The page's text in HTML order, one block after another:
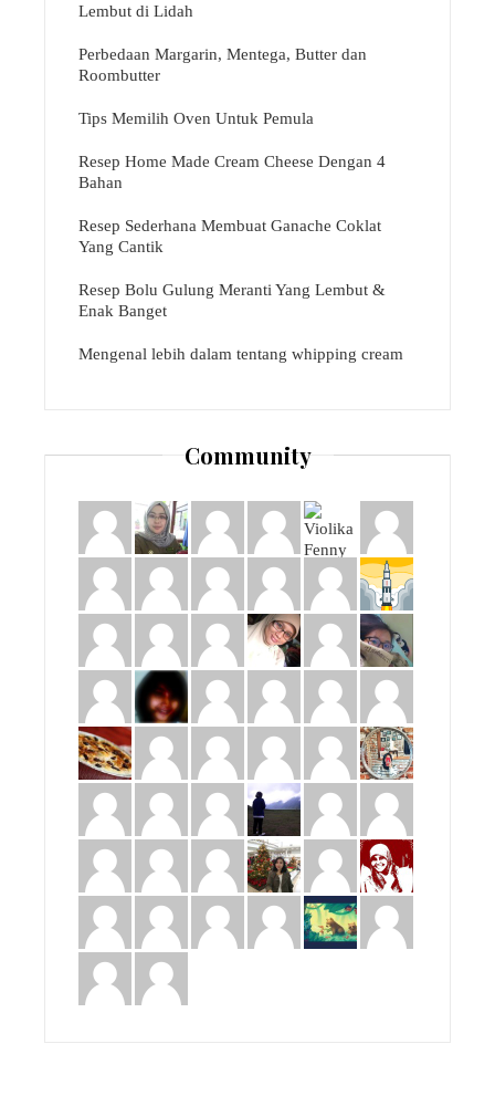
Lembut di Lidah
Perbedaan Margarin, Mentega, Butter dan
Roombutter
Tips Memilih Oven Untuk Pemula
Resep Home Made Cream Cheese Dengan 4
Bahan
Resep Sederhana Membuat Ganache Coklat
Yang Cantik
Resep Bolu Gulung Meranti Yang Lembut &
Enak Banget
Mengenal lebih dalam tentang whipping cream
Community